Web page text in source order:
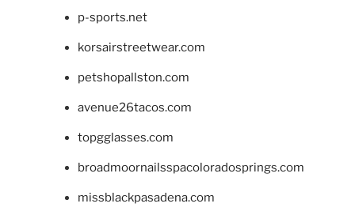
p-sports.net
korsairstreetwear.com
petshopallston.com
avenue26tacos.com
topgglasses.com
broadmoornailsspacoloradosprings.com
missblackpasadena.com